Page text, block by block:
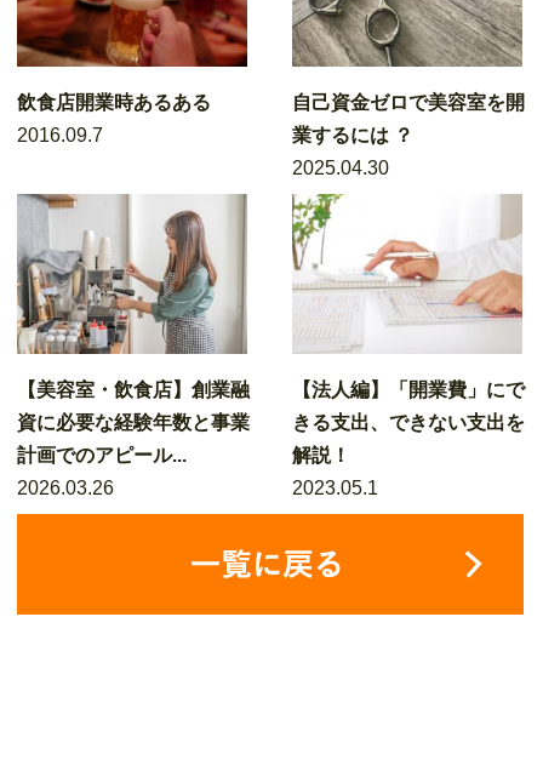
飲食店開業時あるある
2016.09.7
自己資金ゼロで美容室を開
業するには ？
2025.04.30
【美容室・飲食店】創業融
資に必要な経験年数と事業
計画でのアピール...
2026.03.26
【法人編】「開業費」にで
きる支出、できない支出を
解説！
2023.05.1